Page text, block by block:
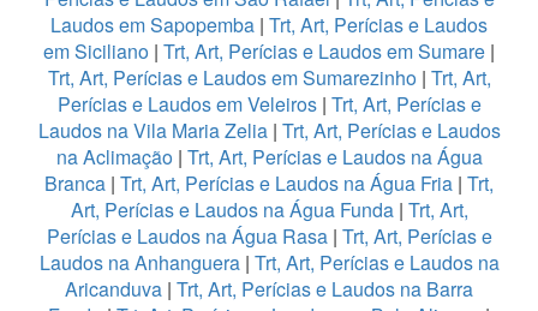
Laudos em Sapopemba | Trt, Art, Perícias e Laudos
em Siciliano | Trt, Art, Perícias e Laudos em Sumare |
Trt, Art, Perícias e Laudos em Sumarezinho| Trt, Art,
Perícias e Laudos em Veleiros| Trt, Art, Perícias e
Laudos na Vila Maria Zelia| Trt, Art, Perícias e Laudos
na Aclimação| Trt, Art, Perícias e Laudos na Água
Branca | Trt, Art, Perícias e Laudos na Água Fria | Trt,
Art, Perícias e Laudos na Água Funda| Trt, Art,
Perícias e Laudos na Água Rasa | Trt, Art, Perícias e
Laudos na Anhanguera| Trt, Art, Perícias e Laudos na
Aricanduva | Trt, Art, Perícias e Laudos na Barra